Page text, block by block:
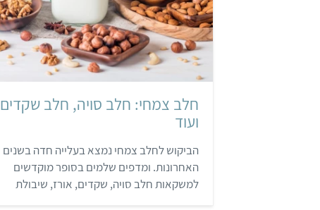
חלב צמחי: חלב סויה, חלב שקדים
ועוד
הביקוש לחלב צמחי נמצא בעלייה חדה בשנים
האחרונות. ומדפים שלמים בסופר מוקדשים
למשקאות חלב סויה, שקדים, אורז, שיבולת